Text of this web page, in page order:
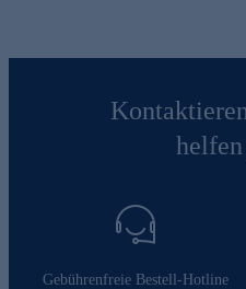
Gebührenfreie Bestell-Hotline